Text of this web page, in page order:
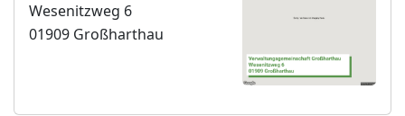
Wesenitzweg 6
01909 Großharthau